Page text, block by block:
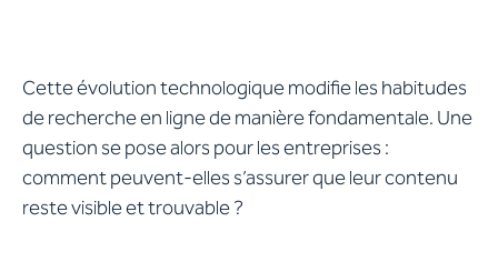
Cette évolution technologique modifie les habitudes
de recherche en ligne de manière fondamentale. Une
question se pose alors pour les entreprises :
comment peuvent-elles s’assurer que leur contenu
reste visible et trouvable ?